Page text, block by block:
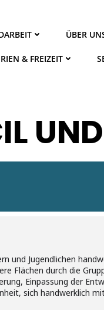
ÜBER
& FREIZEIT
und Jugendlichen
Flächen durch die
Einpassung der
sich handwerklich